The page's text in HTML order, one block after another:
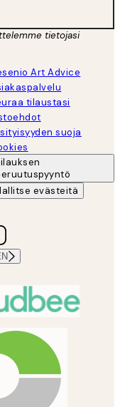
tietojasi
Art Advice
tilaustasi
suoja
evästeitä